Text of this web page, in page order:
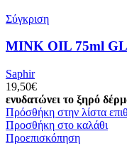
Σύγκριση
MINK OIL 75ml GL
Saphir
19,50€
ενυδατώνει το ξηρό
Πρόσθήκη στην λίστα
Προσθήκη στο καλάθι
Προεπισκόπηση